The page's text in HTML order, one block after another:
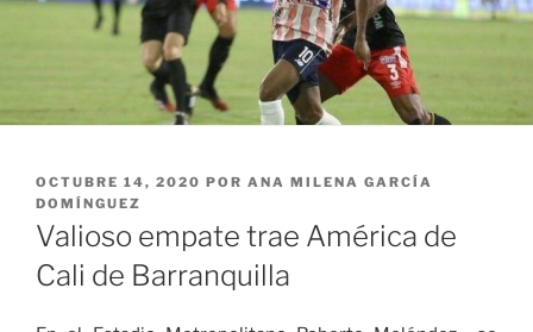
PUBLICADO
EL
OCTUBRE 14, 2020 POR ANA MILENA GARCÍA
DOMÍNGUEZ
Valioso empate trae América de
Cali de Barranquilla